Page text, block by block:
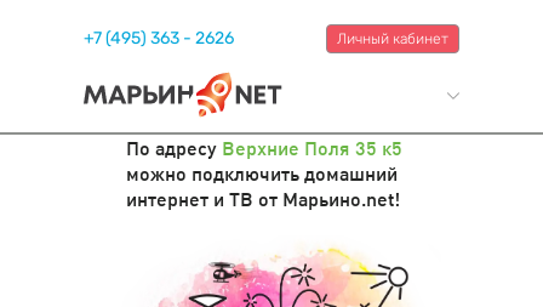
+7 (495) 363 - 2626 Личный кабинет
По адресу Верхние Поля 35 к5
можно подключить домашний
интернет и ТВ от Марьино.net!